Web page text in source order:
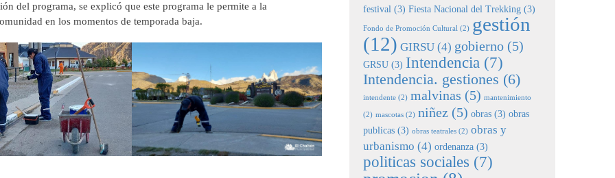
del programa, se explicó que este programa le permite a la
en los momentos de temporada baja.
festival (3) Fiesta Nacional del Trekking (3)
Fondo de Promoción Cultural (2) gestión
(12) GIRSU (4) gobierno (5)
GRSU (3) Intendencia (7)
Intendencia. gestiones (6)
intendente (2) malvinas (5) mantenimiento
(2) mascotas (2) niñez (5) obras (3) obras
publicas (3) obras teatrales (2) obras y
urbanismo (4) ordenanza (3)
politicas sociales (7)